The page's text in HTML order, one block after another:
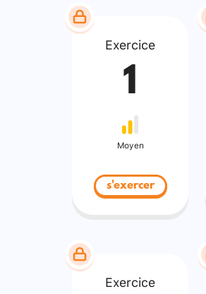
Exercice
1
Moyen
s'exercer
Exercice